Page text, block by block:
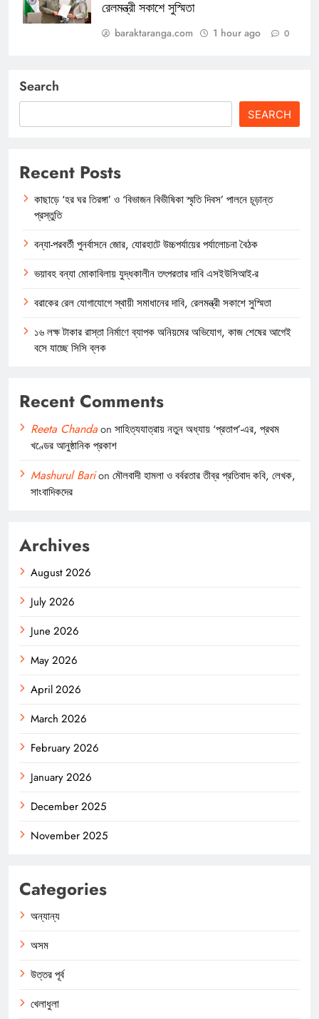
রেলমন্ত্রী সকাশে সুস্মিতা
baraktaranga.com 1 hour ago 0
Search
SEARCH
Recent Posts
কাছাড়ে ‘হর ঘর তিরঙ্গা’ ও ‘বিভাজন বিভীষিকা স্মৃতি দিবস’ পালনে চূড়ান্ত
প্রস্তুতি
বন্যা-পরবর্তী পুনর্বাসনে জোর, যোরহাটে উচ্চপর্যায়ের পর্যালোচনা বৈঠক
ভয়াবহ বন্যা মোকাবিলায় যুদ্ধকালীন তৎপরতার দাবি এসইউসিআই-র
বরাকের রেল যোগাযোগে স্থায়ী সমাধানের দাবি, রেলমন্ত্রী সকাশে সুস্মিতা
১৬ লক্ষ টাকার রাস্তা নির্মাণে ব্যাপক অনিয়মের অভিযোগ, কাজ শেষের আগেই
বসে যাচ্ছে সিসি ব্লক
Recent Comments
Reeta Chandaon সাহিত্যযাত্রায় নতুন অধ্যায় ‘প্রতাপ’-এর, প্রথম
খণ্ডের আনুষ্ঠানিক প্রকাশ
Mashurul Barion মৌলবাদী হামলা ও বর্বরতার তীব্র প্রতিবাদ কবি, লেখক,
সাংবাদিকদের
Archives
August 2026
July 2026
June 2026
May 2026
April 2026
March 2026
February 2026
January 2026
December 2025
November 2025
Categories
অন্যান্য
অসম
উত্তর পূর্ব
খেলাধুলা